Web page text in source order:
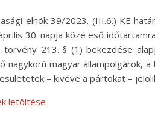
elnök 39/2023. (III.6.) KE
30. napja közé eső
törvény 213. § (1) bekezdése
nagykorú magyar állampolgárok,
– kivéve a pártokat –
letöltése